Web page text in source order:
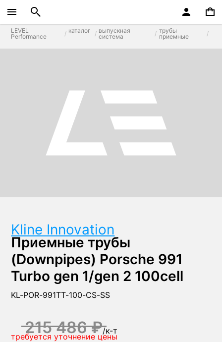
LEVEL
Performance
каталог
выпускная
система
трубы
приемные
Kline Innovation
Приемные трубы
(Downpipes) Porsche 991
Turbo gen 1/gen 2 100cell
KL-POR-991TT-100-CS-SS
215 486 ₽/к-т
требуется уточнение цены